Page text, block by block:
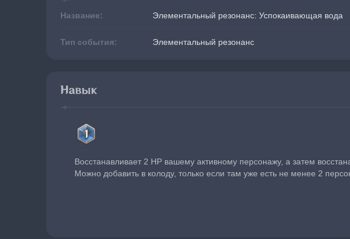
Название: Элементальный резонанс: Успокаивающая вода
Тип события: Элементальный резонанс
Навык
Восстанавливает 2 HP вашему активному персонажу, а затем
Можно добавить в колоду, только если там уже есть не менее 2